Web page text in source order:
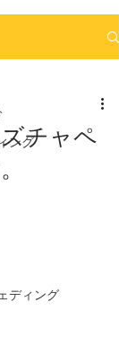
ング
ディング
チャペ